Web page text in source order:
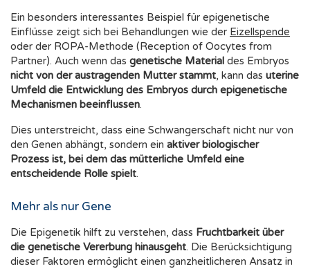
Ein besonders interessantes Beispiel für epigenetische
Einflüsse zeigt sich bei Behandlungen wie der Eizellspende
oder der ROPA-Methode (Reception of Oocytes from
Partner). Auch wenn das genetische Material des Embryos
nicht von der austragenden Mutter stammt, kann das uterine
Umfeld die Entwicklung des Embryos durch epigenetische
Mechanismen beeinflussen.
Dies unterstreicht, dass eine Schwangerschaft nicht nur von
den Genen abhängt, sondern ein aktiver biologischer
Prozess ist, bei dem das mütterliche Umfeld eine
entscheidende Rolle spielt.
Mehr als nur Gene
Die Epigenetik hilft zu verstehen, dass Fruchtbarkeit über
die genetische Vererbung hinausgeht. Die Berücksichtigung
dieser Faktoren ermöglicht einen ganzheitlicheren Ansatz in